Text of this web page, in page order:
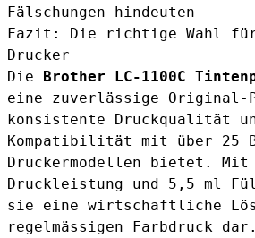
Fälschungen hindeuten
Fazit: Die richtige Wahl
Drucker
Die Brother LC-1100C
eine zuverlässige Original-
konsistente Druckqualität
Kompatibilität mit über 25
Druckermodellen bietet. Mit
Druckleistung und 5,5 ml
sie eine wirtschaftliche
regelmässigen Farbdruck dar.